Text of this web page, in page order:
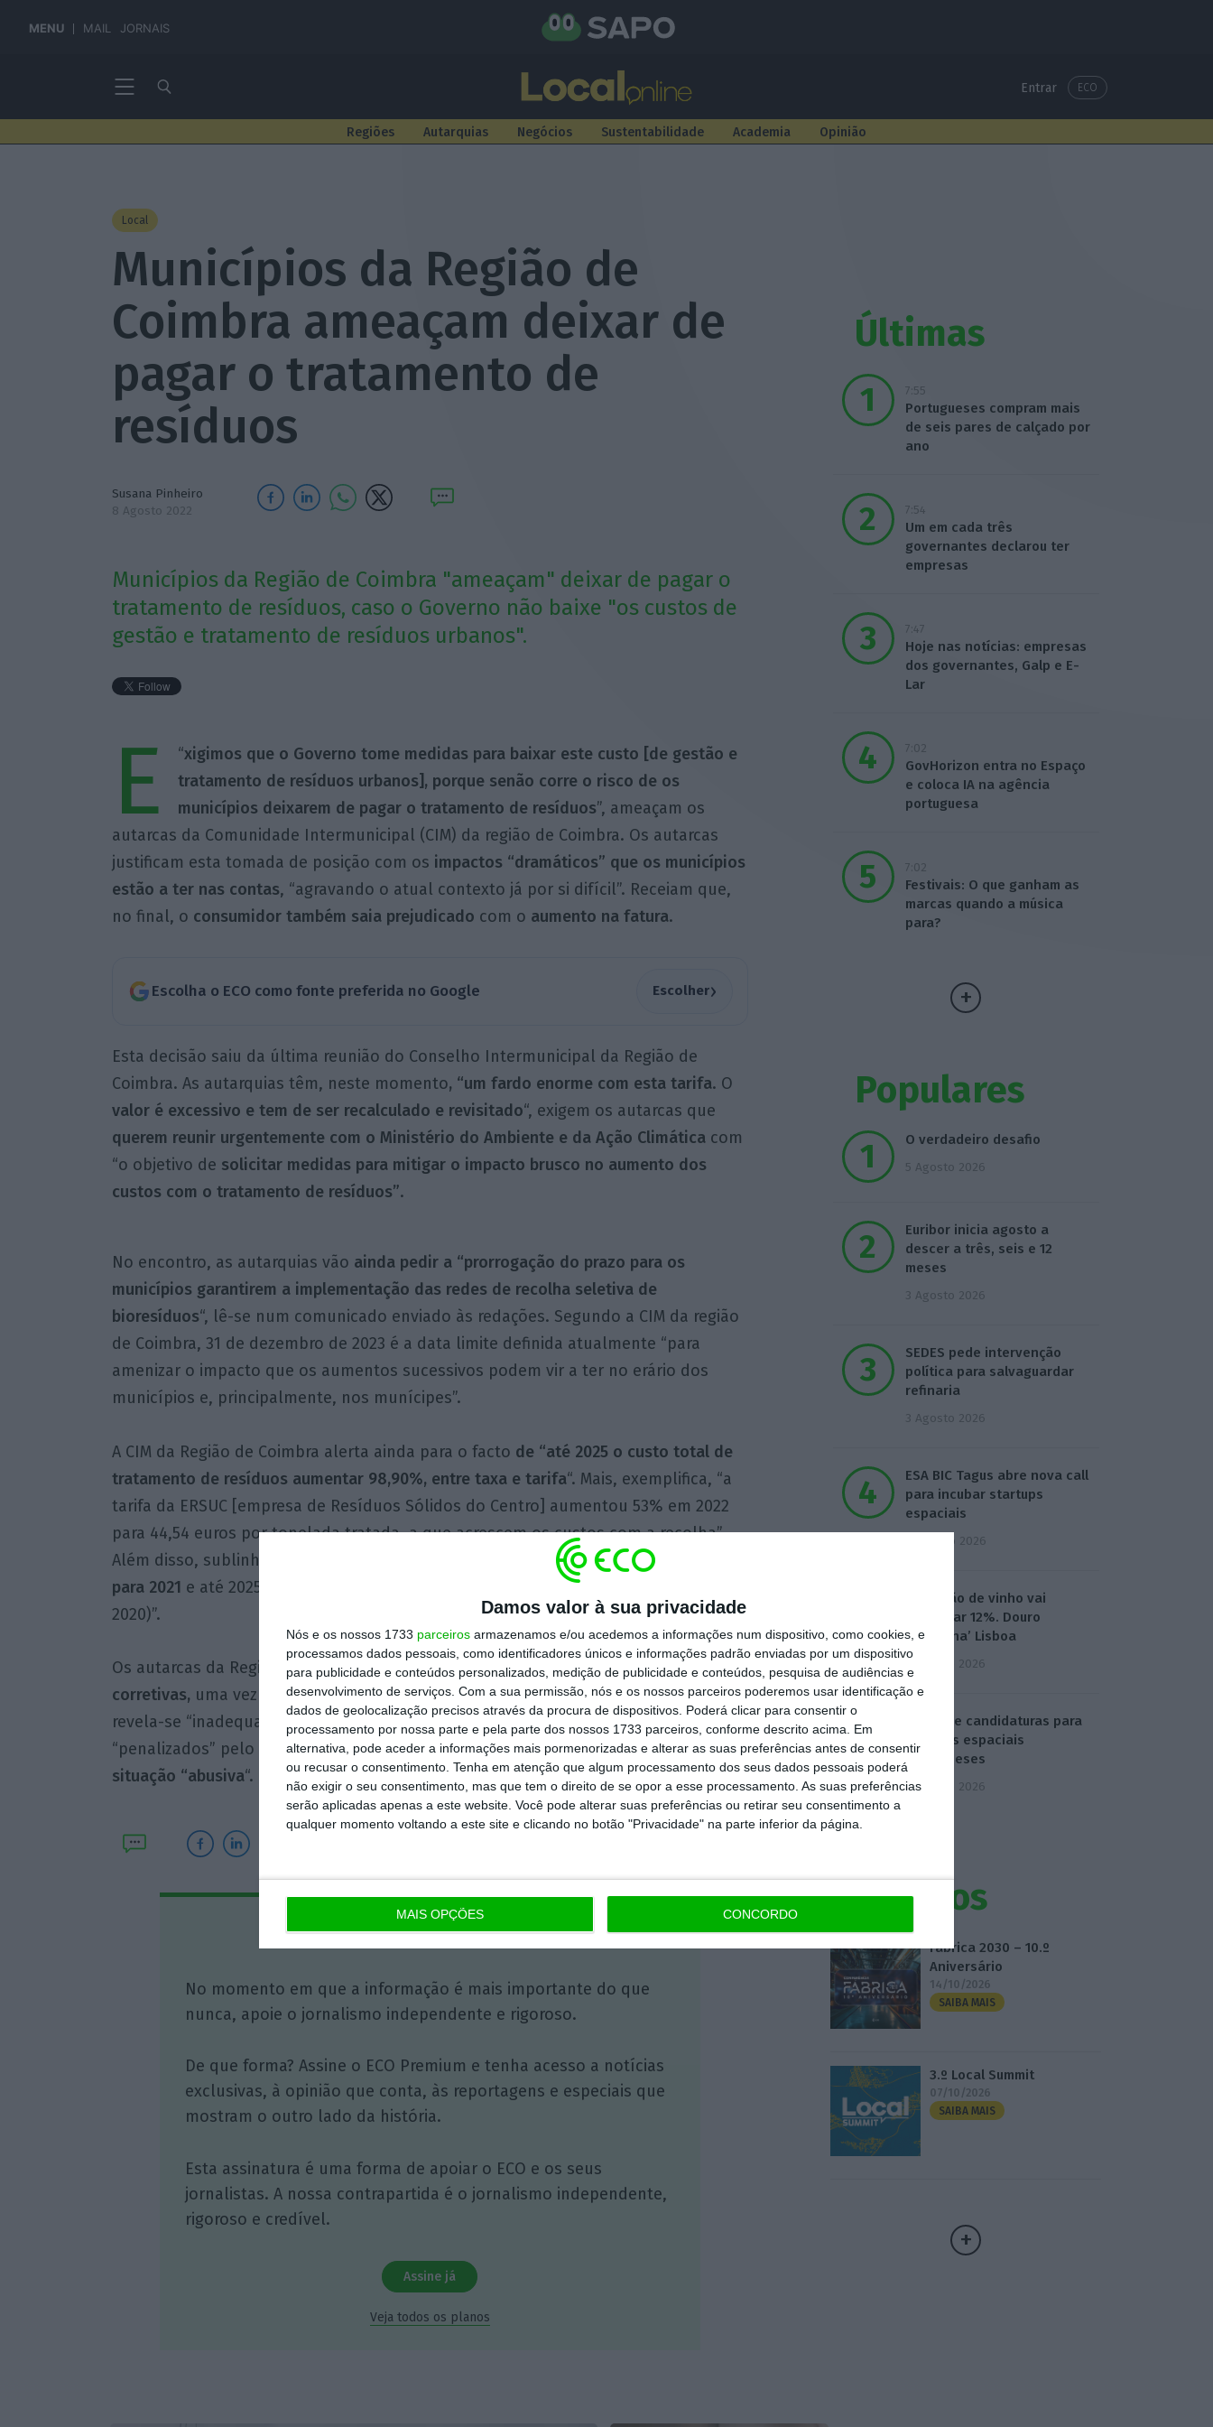
Damos valor à sua privacidade
Nós e os nossos 1733 parceiros armazenamos e/ou acedemos a informações num dispositivo, como cookies, e
processamos dados pessoais, como identificadores únicos e informações padrão enviadas por um dispositivo
para publicidade e conteúdos personalizados, medição de publicidade e conteúdos, pesquisa de audiências e
desenvolvimento de serviços. Com a sua permissão, nós e os nossos parceiros poderemos usar identificação e
dados de geolocalização precisos através da procura de dispositivos. Poderá clicar para consentir o
processamento por nossa parte e pela parte dos nossos 1733 parceiros, conforme descrito acima. Em
alternativa, pode aceder a informações mais pormenorizadas e alterar as suas preferências antes de consentir
ou recusar o consentimento. Tenha em atenção que algum processamento dos seus dados pessoais poderá
não exigir o seu consentimento, mas que tem o direito de se opor a esse processamento. As suas preferências
serão aplicadas apenas a este website. Você pode alterar suas preferências ou retirar seu consentimento a
qualquer momento voltando a este site e clicando no botão "Privacidade" na parte inferior da página.
MAIS OPÇÕES CONCORDO
MENU MAIL JORNAIS
Entrar ECO
Regiões Autarquias Negócios Sustentabilidade Academia Opinião
Local
Municípios da Região de
Coimbra ameaçam deixar de
pagar o tratamento de
resíduos
Susana Pinheiro
8 Agosto 2022
Municípios da Região de Coimbra "ameaçam" deixar de pagar o
tratamento de resíduos, caso o Governo não baixe "os custos de
gestão e tratamento de resíduos urbanos".
“
E
xigimos que o Governo tome medidas para baixar este custo [de gestão e
tratamento de resíduos urbanos], porque senão corre o risco de os
municípios deixarem de pagar o tratamento de resíduos”, ameaçam os
autarcas da Comunidade Intermunicipal (CIM) da região de Coimbra. Os autarcas
justificam esta tomada de posição com os impactos “dramáticos” que os municípios
estão a ter nas contas, “agravando o atual contexto já por si difícil”. Receiam que,
no final, o consumidor também saia prejudicado com o aumento na fatura.
Escolha o ECO como fonte preferida no Google Escolher›
Esta decisão saiu da última reunião do Conselho Intermunicipal da Região de
Coimbra. As autarquias têm, neste momento, “um fardo enorme com esta tarifa. O
valor é excessivo e tem de ser recalculado e revisitado“, exigem os autarcas que
querem reunir urgentemente com o Ministério do Ambiente e da Ação Climática com
“o objetivo de solicitar medidas para mitigar o impacto brusco no aumento dos
custos com o tratamento de resíduos”.
No encontro, as autarquias vão ainda pedir a “prorrogação do prazo para os
municípios garantirem a implementação das redes de recolha seletiva de
bioresíduos“, lê-se num comunicado enviado às redações. Segundo a CIM da região
de Coimbra, 31 de dezembro de 2023 é a data limite definida atualmente “para
amenizar o impacto que os aumentos sucessivos podem vir a ter no erário dos
municípios e, principalmente, nos munícipes”.
A CIM da Região de Coimbra alerta ainda para o facto de “até 2025 o custo total de
tratamento de resíduos aumentar 98,90%, entre taxa e tarifa“. Mais, exemplifica, “a
tarifa da ERSUC [empresa de Resíduos Sólidos do Centro] aumentou 53% em 2022
para 44,54 euros por tonelada tratada, a que acrescem os custos com a recolha”.
Além disso, sublinha, “a
Taxa de Gestão de Resíduos (TGR) aumentou 100% de 2020
para 2021 e até 2025 vai aumentar 218% (em cinco anos, comparando 2025 com
2020)”.
Os autarcas da Região de Coimbra solicitam, por isso, que oGoverno crie medidas
corretivas, uma vez que a aplicação do atual regime tarifário no presente contexto
revela-se “inadequado”, porque os cidadãos, empresas e os municípios já estão
“penalizados” pelo acréscimo de despesas. Aliás, admitem mesmo tratar-se de uma
situação “abusiva“.
Assine o ECO Premium
No momento em que a informação é mais importante do que
nunca, apoie o jornalismo independente e rigoroso.
De que forma? Assine o ECO Premium e tenha acesso a notícias
exclusivas, à opinião que conta, às reportagens e especiais que
mostram o outro lado da história.
Esta assinatura é uma forma de apoiar o ECO e os seus
jornalistas. A nossa contrapartida é o jornalismo independente,
rigoroso e credível.
Assine já
Veja todos os planos
Últimas
7:55
Portugueses compram mais
de seis pares de calçado por
ano
7:54
Um em cada três
governantes declarou ter
empresas
7:47
Hoje nas notícias: empresas
dos governantes, Galp e E-
Lar
7:02
GovHorizon entra no Espaço
e coloca IA na agência
portuguesa
7:02
Festivais: O que ganham as
marcas quando a música
para?
Populares
O verdadeiro desafio
5 Agosto 2026
Euribor inicia agosto a
descer a três, seis e 12
meses
3 Agosto 2026
SEDES pede intervenção
política para salvaguardar
refinaria
3 Agosto 2026
ESA BIC Tagus abre nova call
para incubar startups
espaciais
4 Agosto 2026
Produção de vinho vai
aumentar 12%. Douro
‘destrona’ Lisboa
5 Agosto 2026
ESA abre candidaturas para
projetos espaciais
portugueses
5 Agosto 2026
Eventos
Fábrica 2030 – 10.º
Aniversário
14/10/2026
SAIBA MAIS
3.º Local Summit
07/10/2026
SAIBA MAIS